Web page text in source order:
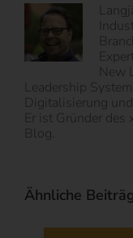
New
Leadership
Digitalisierung
Er ist Gründer
Blog.
Ähnliche